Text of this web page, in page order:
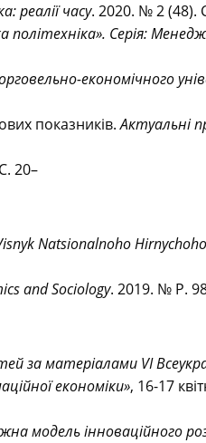
реалії часу. 2020. № 2 (48).
політехніка». Серія:
економічного
показників.Актуальні
20–
Natsionalnoho
and Sociology. 2019. № P.
за матеріалами VІ
економіки», 16-17
модель інноваційного